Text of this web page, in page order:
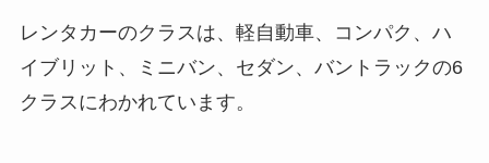
レンタカーのクラスは、軽自動車、コンパク、ハ
イブリット、ミニバン、セダン、バントラックの6
クラスにわかれています。